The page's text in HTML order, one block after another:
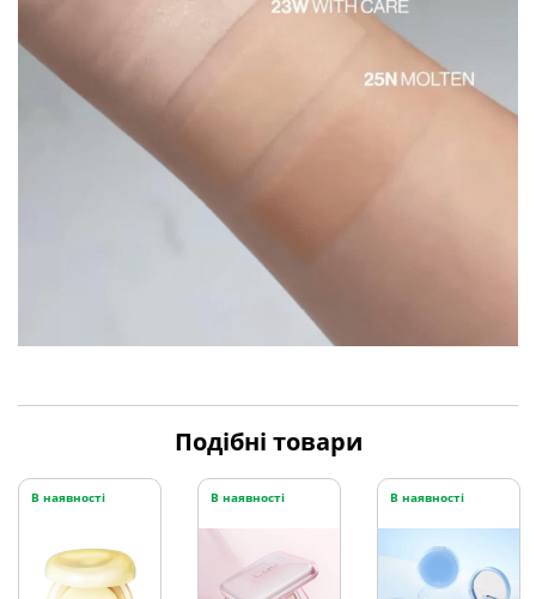
Подібні товари
В наявності В наявності В наявності